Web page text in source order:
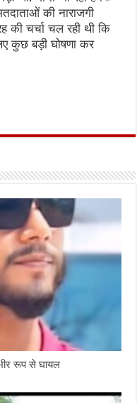
की नाराजगी
की चर्चा चल रही थी कि
कुछ बड़ी घोषणा कर
रूप से घायल